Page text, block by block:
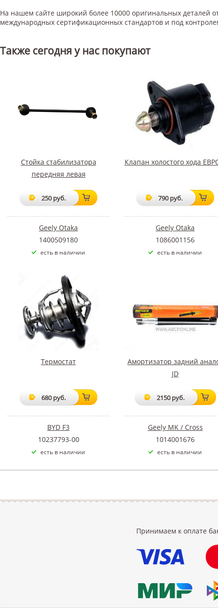
На нашем сайте широкий более 10000 оригинальных деталей
международных сертификационных стандартов и под
Также сегодня у нас покупают
Стойка стабилизатора
передняя левая
250 руб.
Geely Otaka
1400509180
есть в наличии
Клапан холостого хода
790 руб.
Geely Otaka
1086001156
есть в наличии
Термостат
680 руб.
BYD F3
10237793-00
есть в наличии
Амортизатор задний
JD
2150 руб.
Geely MK / Cross
1014001676
есть в наличии
Принимаем к оплате